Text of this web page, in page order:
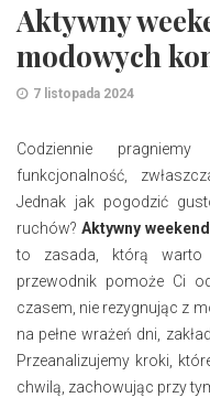
Aktywny
modowych
7 listopada 2024
Codziennie
funkcjonalność,
Jednak jak pogodzić
ruchów? Aktywny
to zasada, którą warto
przewodnik pomoże Ci
czasem, nie rezygnując z
na pełne wrażeń dni,
Przeanalizujemy kroki,
chwilą, zachowując przy